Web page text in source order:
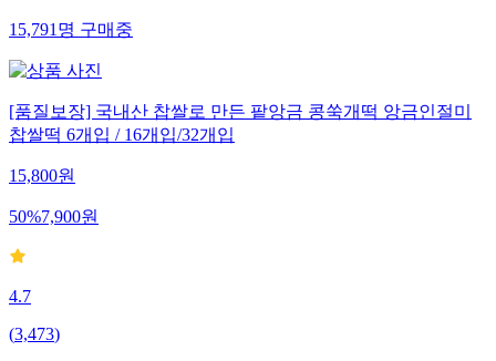
15,791 명 구매중
[품질보장] 국내산 찹쌀로 만든 팥앙금 콩쑥개떡 앙금인절미
찹쌀떡 6개입 / 16개입/32개입
15,800원
50%7,900원
4.7
(3,473)